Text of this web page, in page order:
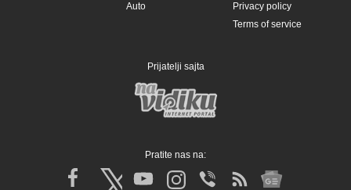
Auto
Privacy policy
Terms of service
Prijatelji sajta
Pratite nas na: